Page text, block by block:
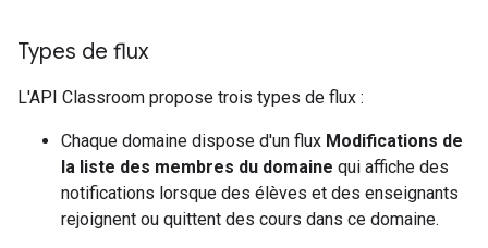
Types de flux
L'API Classroom propose trois types de flux :
Chaque domaine dispose d'un flux Modifications de
la liste des membres du domaine qui affiche des
notifications lorsque des élèves et des enseignants
rejoignent ou quittent des cours dans ce domaine.